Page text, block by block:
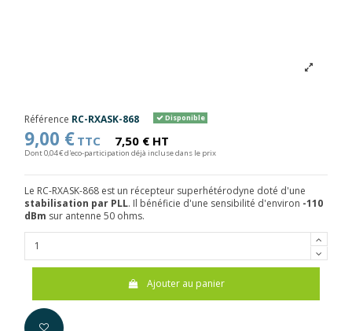
Référence RC-RXASK-868 Disponible
9,00 € TTC 7,50 € HT
Dont 0,04 € d'eco-participation déjà incluse dans le prix
Le RC-RXASK-868 est un récepteur superhétérodyne doté d'une
stabilisation par PLL. Il bénéficie d'une sensibilité d'environ -110
dBm sur antenne 50 ohms.
Ajouter au panier